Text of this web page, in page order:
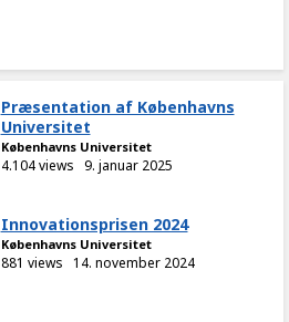
Præsentation af Københavns
Universitet
Københavns Universitet
4.104 views 9. januar 2025
Innovationsprisen 2024
Københavns Universitet
881 views 14. november 2024